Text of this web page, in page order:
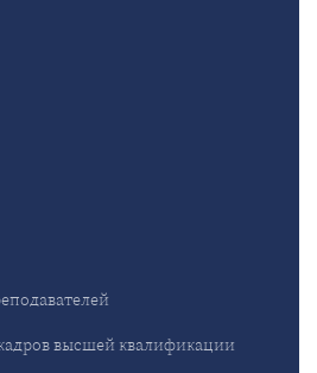
высшей квалификации